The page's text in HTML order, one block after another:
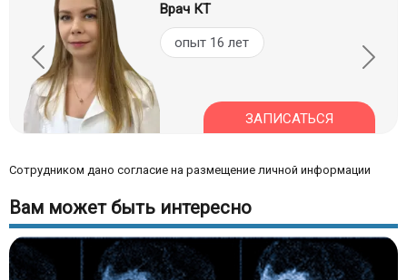
Врач КТ
опыт 16 лет
ЗАПИСАТЬСЯ
Сотрудником дано согласие на размещение личной информации
Вам может быть интересно